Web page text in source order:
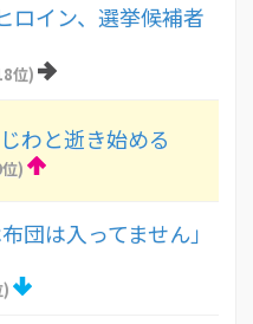
ロイン、選挙候補者
位)
わと逝き始める
)
団は入ってません」